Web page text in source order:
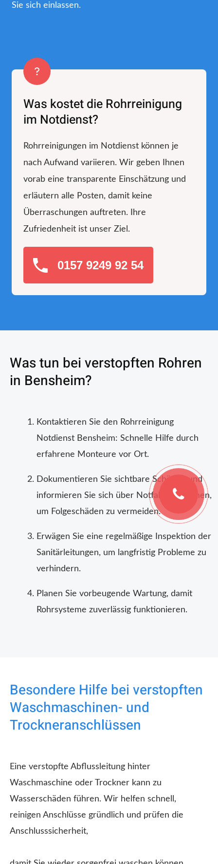
Sie sich einlassen.
Was kostet die Rohrreinigung
im Notdienst?
Rohrreinigungen im Notdienst können je
nach Aufwand variieren. Wir geben Ihnen
vorab eine transparente Einschätzung und
erläutern alle Posten, damit keine
Überraschungen auftreten. Ihre
Zufriedenheit ist unser Ziel.
0157 9249 92 54
Was tun bei verstopften Rohren
in Bensheim?
Kontaktieren Sie den Rohrreinigung
Notdienst Bensheim: Schnelle Hilfe durch
erfahrene Monteure vor Ort.
Dokumentieren Sie sichtbare Schäden und
informieren Sie sich über Notfallmaßnahmen,
um Folgeschäden zu vermeiden.
Erwägen Sie eine regelmäßige Inspektion der
Sanitärleitungen, um langfristig Probleme zu
verhindern.
Planen Sie vorbeugende Wartung, damit
Rohrsysteme zuverlässig funktionieren.
Besondere Hilfe bei verstopften
Waschmaschinen- und
Trockneranschlüssen
Eine verstopfte Abflussleitung hinter
Waschmaschine oder Trockner kann zu
Wasserschäden führen. Wir helfen schnell,
reinigen Anschlüsse gründlich und prüfen die
Anschlusssicherheit,